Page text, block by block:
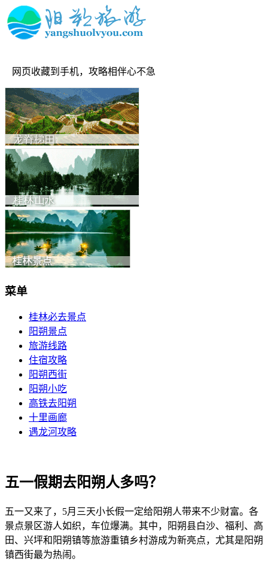
网页收藏到手机，攻略相伴心不急
菜单
桂林必去景点
阳朔景点
旅游线路
住宿攻略
阳朔西街
阳朔小吃
高铁去阳朔
十里画廊
遇龙河攻略
五一假期去阳朔人多吗？
五一又来了，5月三天小长假一定给阳朔人带来不少财富。各
景点景区游人如织，车位爆满。其中，阳朔县白沙、福利、高
田、兴坪和阳朔镇等旅游重镇乡村游成为新亮点，尤其是阳朔
镇西街最为热闹。